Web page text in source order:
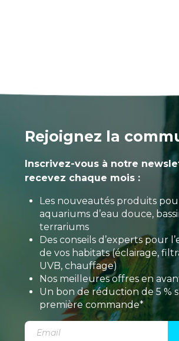
Rejoignez la
Inscrivez-vous à notre
recevez chaque mois :
Les nouveautés produits
aquariums d’eau douce,
terrariums
Des conseils d’experts pour
de vos habitats (éclairage,
UVB, chauffage)
Nos meilleures offres en
Un bon de réduction de 5 %
première commande*